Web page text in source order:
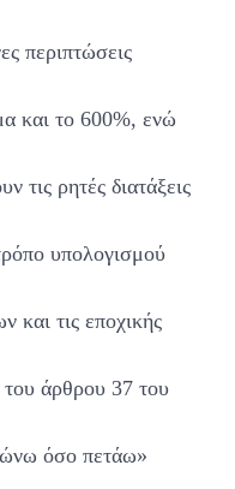
περιπτώσεις
και το 600%, ενώ
τις ρητές διατάξεις
υπολογισμού
και τις εποχικής
του άρθρου 37 του
όσο πετάω»